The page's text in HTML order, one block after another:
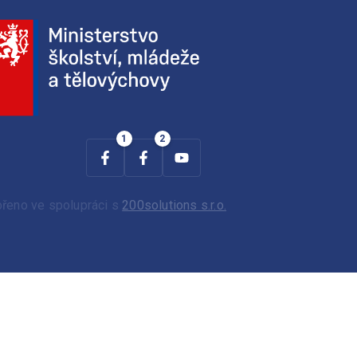
ve spolupráci s 200solutions s.r.o.